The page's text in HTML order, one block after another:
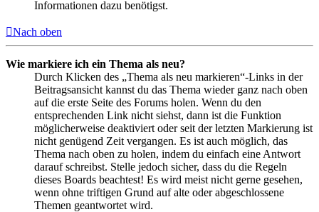
Informationen dazu benötigst.
Nach oben
Wie markiere ich ein Thema als neu?
Durch Klicken des „Thema als neu markieren“-Links in der
Beitragsansicht kannst du das Thema wieder ganz nach oben
auf die erste Seite des Forums holen. Wenn du den
entsprechenden Link nicht siehst, dann ist die Funktion
möglicherweise deaktiviert oder seit der letzten Markierung ist
nicht genügend Zeit vergangen. Es ist auch möglich, das
Thema nach oben zu holen, indem du einfach eine Antwort
darauf schreibst. Stelle jedoch sicher, dass du die Regeln
dieses Boards beachtest! Es wird meist nicht gerne gesehen,
wenn ohne triftigen Grund auf alte oder abgeschlossene
Themen geantwortet wird.